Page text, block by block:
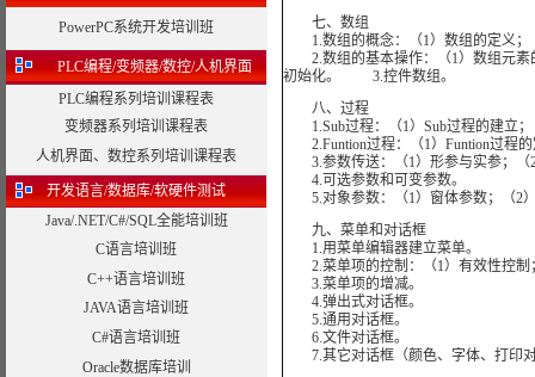
PowerPC系统开发培训班
PLC编程/变频器/数控/人机界面
PLC编程系列培训课程表
变频器系列培训课程表
人机界面、数控系列培训课程表
开发语言/数据库/软硬件测试
Java/.NET/C#/SQL全能培训班
C语言培训班
C++语言培训班
JAVA语言培训班
C#语言培训班
Oracle数据库培训
七、数组
1.数组的概念：（1）数组的定义；
2.数组的基本操作：（1）数组元素
初始化。 3.控件数组。
八、过程
1.Sub过程：（1）Sub过程的建立；
2.Funtion过程：（1）Funtion过程的
3.参数传送：（1）形参与实参；（2
4.可选参数和可变参数。
5.对象参数：（1）窗体参数；（2
九、菜单和对话框
1.用菜单编辑器建立菜单。
2.菜单项的控制：（1）有效性控制
3.菜单项的增减。
4.弹出式对话框。
5.通用对话框。
6.文件对话框。
7.其它对话框（颜色、字体、打印